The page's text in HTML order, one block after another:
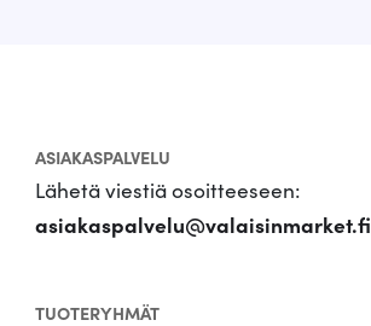
ASIAKASPALVELU
Lähetä viestiä osoitteeseen:
asiakaspalvelu@valaisinmarket.fi
TUOTERYHMÄT